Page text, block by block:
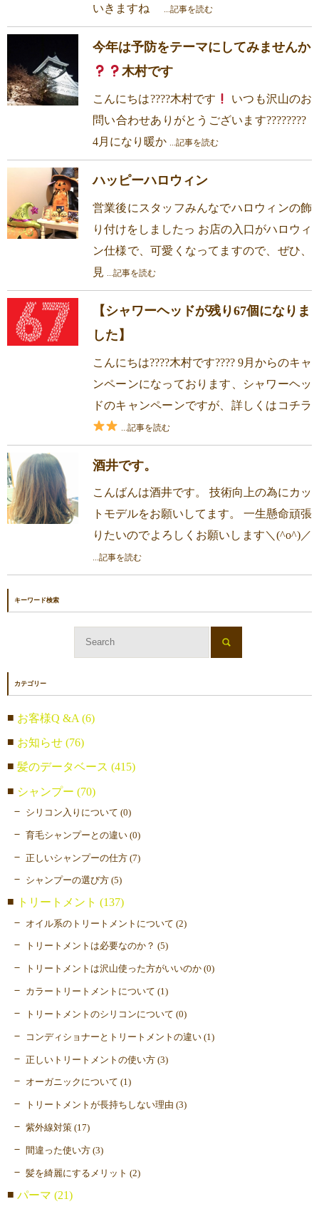
いきますね ...記事を読む
今年は予防をテーマにしてみませんか
木村です
こんにちは????木村です
いつも沢山のお
問い合わせありがとうございます????????
4月になり暖か ...記事を読む
ハッピーハロウィン
営業後にスタッフみんなでハロウィンの飾
り付けをしましたっ お店の入口がハロウィ
ン仕様で、可愛くなってますので、ぜひ、
見 ...記事を読む
【シャワーヘッドが残り67個になりま
した】
こんにちは????木村です???? 9月からのキャ
ンペーンになっております、シャワーヘッ
ドのキャンペーンですが、詳しくはコチラ
...記事を読む
酒井です。
こんばんは酒井です。 技術向上の為にカッ
トモデルをお願いしてます。 一生懸命頑張
りたいのでよろしくお願いします＼(^o^)／
...記事を読む
キーワード検索
カテゴリー
お客様Q &A (6)
お知らせ (76)
髪のデータベース (415)
シャンプー (70)
シリコン入りについて (0)
育毛シャンプーとの違い (0)
正しいシャンプーの仕方 (7)
シャンプーの選び方 (5)
トリートメント (137)
オイル系のトリートメントについて (2)
トリートメントは必要なのか？ (5)
トリートメントは沢山使った方がいいのか (0)
カラートリートメントについて (1)
トリートメントのシリコンについて (0)
コンディショナーとトリートメントの違い (1)
正しいトリートメントの使い方 (3)
オーガニックについて (1)
トリートメントが長持ちしない理由 (3)
紫外線対策 (17)
間違った使い方 (3)
髪を綺麗にするメリット (2)
パーマ (21)